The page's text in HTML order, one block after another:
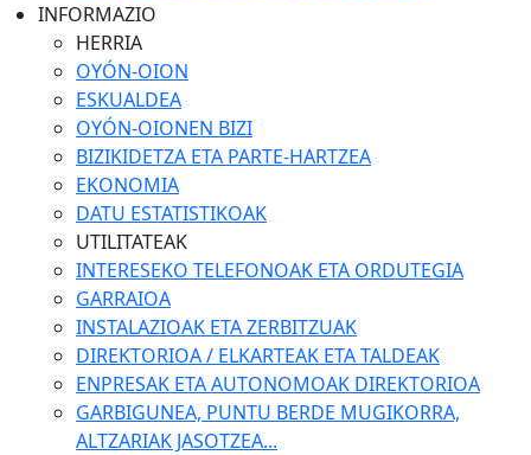
INFORMAZIO
HERRIA
OYÓN-OION
ESKUALDEA
OYÓN-OIONEN BIZI
BIZIKIDETZA ETA PARTE-HARTZEA
EKONOMIA
DATU ESTATISTIKOAK
UTILITATEAK
INTERESEKO TELEFONOAK ETA ORDUTEGIA
GARRAIOA
INSTALAZIOAK ETA ZERBITZUAK
DIREKTORIOA / ELKARTEAK ETA TALDEAK
ENPRESAK ETA AUTONOMOAK DIREKTORIOA
GARBIGUNEA, PUNTU BERDE MUGIKORRA,
ALTZARIAK JASOTZEA...